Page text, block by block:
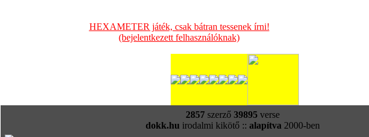
HEXAMETER játék, csak bátran tessenek írni!
(bejelentkezett felhasználóknak)
2857szerző 39895verse
dokk.hu irodalmi kikötő :: alapítva 2000-ben